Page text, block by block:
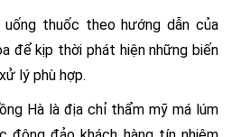
thuốc theo hướng dẫn của
để kịp thời phát hiện những biến
lý phù hợp.
Hà là địa chỉ thẩm mỹ má lúm